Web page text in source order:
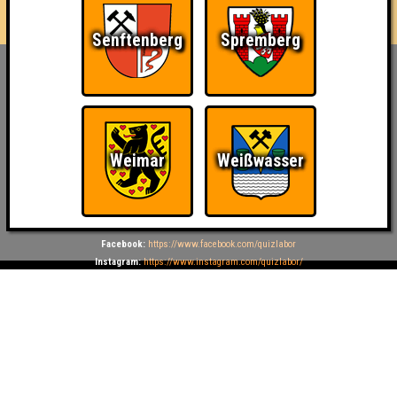
Sandower Straße 56
info@quizlabor.de
Datenschutz:Datenschutzerklärung
Facebook: https://www.facebook.com/quizlabor
Instagram: https://www.instagram.com/quizlabor/
Senftenberg Spremberg
Weimar Weißwasser